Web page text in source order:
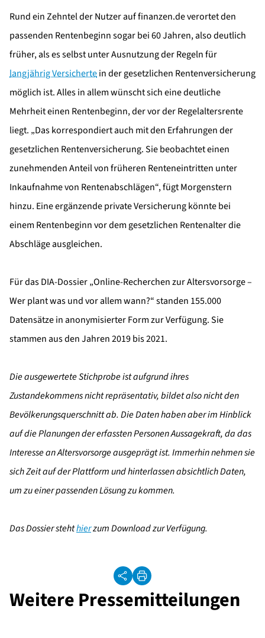
Rund ein Zehntel der Nutzer auf finanzen.de verortet den
passenden Rentenbeginn sogar bei 60 Jahren, also deutlich
früher, als es selbst unter Ausnutzung der Regeln für
langjährig Versichertein der gesetzlichen Rentenversicherung
möglich ist. Alles in allem wünscht sich eine deutliche
Mehrheit einen Rentenbeginn, der vor der Regelaltersrente
liegt. „Das korrespondiert auch mit den Erfahrungen der
gesetzlichen Rentenversicherung. Sie beobachtet einen
zunehmenden Anteil von früheren Renteneintritten unter
Inkaufnahme von Rentenabschlägen“, fügt Morgenstern
hinzu. Eine ergänzende private Versicherung könnte bei
einem Rentenbeginn vor dem gesetzlichen Rentenalter die
Abschläge ausgleichen.
Für das DIA-Dossier „Online-Recherchen zur Altersvorsorge –
Wer plant was und vor allem wann?“ standen 155.000
Datensätze in anonymisierter Form zur Verfügung. Sie
stammen aus den Jahren 2019 bis 2021.
Die ausgewertete Stichprobe ist aufgrund ihres
Zustandekommens nicht repräsentativ, bildet also nicht den
Bevölkerungsquerschnitt ab. Die Daten haben aber im Hinblick
auf die Planungen der erfassten Personen Aussagekraft, da das
Interesse an Altersvorsorge ausgeprägt ist. Immerhin nehmen sie
sich Zeit auf der Plattform und hinterlassen absichtlich Daten,
um zu einer passenden Lösung zu kommen.
Das Dossier stehthierzum Download zur Verfügung.
Weitere Pressemitteilungen